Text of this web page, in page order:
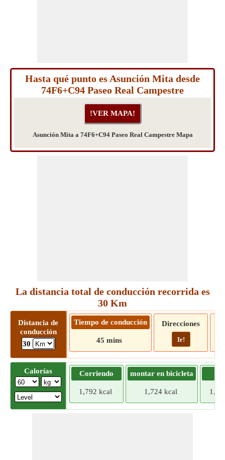
Hasta qué punto es Asunción Mita desde
74F6+C94 Paseo Real Campestre
Asunción Mita a 74F6+C94 Paseo Real Campestre Mapa
La distancia total de conducción recorrida es
30 Km
Distancia de
conducción
30
Tiempo de conducción
45 mins
Direcciones
Ir!
Calorías Corriendo
1,792 kcal
montar en bicicleta
1,724 kcal